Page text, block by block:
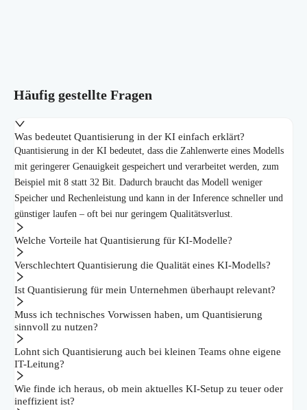
Häufig gestellte Fragen
Was bedeutet Quantisierung in der KI einfach erklärt?
Quantisierung in der KI bedeutet, dass die Zahlenwerte eines Modells
mit geringerer Genauigkeit gespeichert und verarbeitet werden, zum
Beispiel mit 8 statt 32 Bit. Dadurch braucht das Modell weniger
Speicher und Rechenleistung und kann in der Inference schneller und
günstiger laufen – oft bei nur geringem Qualitätsverlust.
Welche Vorteile hat Quantisierung für KI-Modelle?
Verschlechtert Quantisierung die Qualität eines KI-Modells?
Ist Quantisierung für mein Unternehmen überhaupt relevant?
Muss ich technisches Vorwissen haben, um Quantisierung
sinnvoll zu nutzen?
Lohnt sich Quantisierung auch bei kleinen Teams ohne eigene
IT-Leitung?
Wie finde ich heraus, ob mein aktuelles KI-Setup zu teuer oder
ineffizient ist?